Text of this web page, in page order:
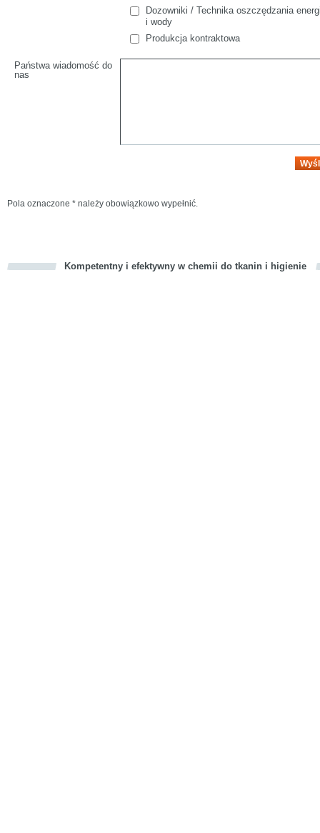
Dozowniki / Technika oszczędzania
i wody
Produkcja kontraktowa
Państwa wiadomość do
nas
Pola oznaczone * należy obowiązkowo wypełnić.
Kompetentny i efektywny w chemii do tkanin i higienie